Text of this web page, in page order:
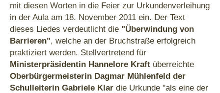
mit diesen Worten in die Feier zur Urkundenverleihung
in der Aula am 18. November 2011 ein. Der Text
dieses Liedes verdeutlicht die "Überwindung von
Barrieren", welche an der Bruchstraße erfolgreich
praktiziert werden. Stellvertretend für
Ministerpräsidentin Hannelore Kraft überreichte
Oberbürgermeisterin Dagmar Mühlenfeld der
Schulleiterin Gabriele Klar die Urkunde "als eine der